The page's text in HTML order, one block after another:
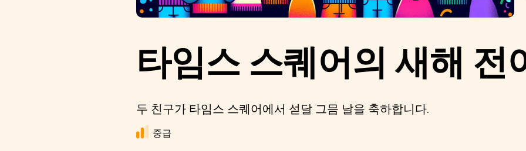
타임스 스퀘어의 새해 전
두 친구가 타임스 스퀘어에서 섣달 그믐 날을 축하합니다.
중급